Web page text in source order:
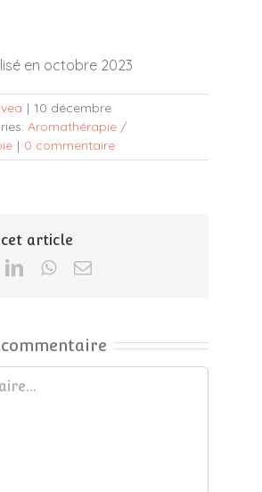
en octobre 2023
| 10 décembre
Aromathérapie /
| 0 commentaire
article
LinkedInWhatsApp
Email